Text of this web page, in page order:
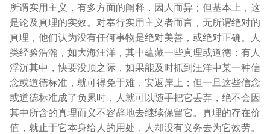
所谓实用主义，有多方面的阐释，因人而异；但基本上，这
是论及真理的实效。对奉行实用主义者而言，无所谓绝对的
真理，他们认为没有任何事物是绝对美善，或绝对正确。人
类经验浩瀚，如大海汪洋，其中蕴藏一些真理或道德；有人
浮沉其中，快要没顶之际，如果能及时抓到汪洋中某一种信
念或道德标准，就可得免于难，安返岸上；但一旦这些信念
或道德标准成了负累时，人就可以随手把它丢弃，绝不会因
其中所含的真理而义不容辞地去继续保留它。真理的存在价
值，就止于它本身给人的用处，人却没有义务去为它效劳。